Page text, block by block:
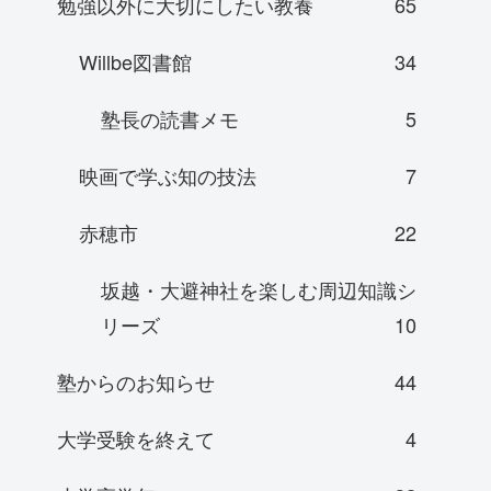
Willbe図書館
34
塾長の読書メモ
5
映画で学ぶ知の技法
7
赤穂市
22
坂越・大避神社を楽しむ周辺知識シ
リーズ
10
塾からのお知らせ
44
大学受験を終えて
4